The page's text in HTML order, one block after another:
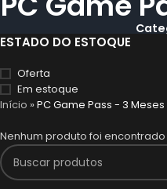
ESTADO DO ESTOQUE
Oferta
Em estoque
Início »PC Game Pass - 3 Meses
Nenhum produto foi